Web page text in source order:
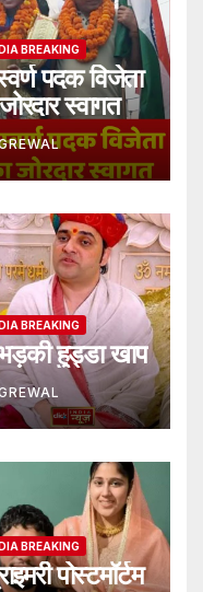
BREAKING
पदक विजेता
स्वागत
BREAKING
भड़की हुड्डा खाप
BREAKING
पोस्टमॉर्टम